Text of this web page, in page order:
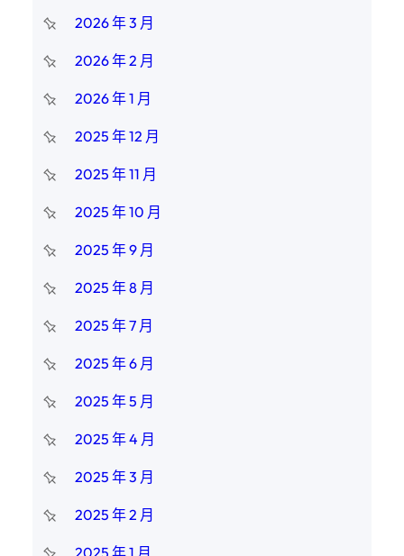
2026 年 3 月
2026 年 2 月
2026 年 1 月
2025 年 12 月
2025 年 11 月
2025 年 10 月
2025 年 9 月
2025 年 8 月
2025 年 7 月
2025 年 6 月
2025 年 5 月
2025 年 4 月
2025 年 3 月
2025 年 2 月